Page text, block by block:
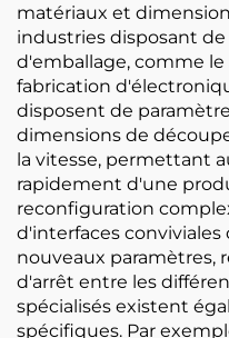
matériaux et
industries disposant
d'emballage, comme
fabrication
disposent de
dimensions de
la vitesse, permettant
rapidement d'une
reconfiguration
d'interfaces
nouveaux paramètres,
d'arrêt entre les
spécialisés existent
spécifiques. Par